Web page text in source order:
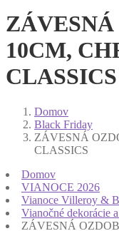
10CM,
CLASSICS
Domov
Black Friday
ZÁVESNÁ
CLASSICS
Domov
VIANOCE 2026
Vianoce Villeroy &
Vianočné dekorácie
ZÁVESNÁ